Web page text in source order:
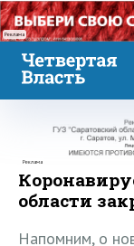
Реклама
Реклама
области
Напомним, о